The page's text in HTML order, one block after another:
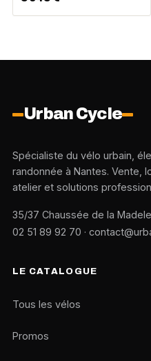
Urban Cycle
Spécialiste du vélo urbain,
randonnée à Nantes. Vente,
atelier et solutions
35/37 Chaussée de la
02 51 89 92 70 ·
LE CATALOGUE
Tous les vélos
Promos